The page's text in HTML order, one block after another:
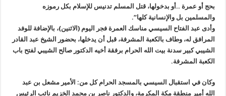
بحج أو عمرة ..أو بدخولها، قتل المسلم تدنيس للإسلام بكل رموزه
والمسلمين بل والإنسانية كلها“.
وأدى عبد الفتاح السيسي مناسك العمرة فجر اليوم (الاثنين)، بالإضافة للوفد
المرافق له، وطاف بالكعبة المشرفة، قبل أن يدخلها، بحضور الشيخ عبد القادر
الشيبي كبير سدنة بيت الله الحرام برفقة أخيه الدكتور صالح الشيبي لفتح باب
الكعبة المشرفة.
وكان في استقبال السيسي بالمسجد الحرام كل من: الأمير مشعل بن عبد
الله أمير منطقة مكة المكرمة، والدكتور ناصر بن محمد الخزيم نائب الرئيس